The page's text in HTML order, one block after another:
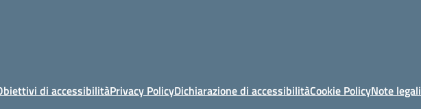
di accessibilitàPrivacy PolicyDichiarazione di accessibilitàCookie PolicyNote legali